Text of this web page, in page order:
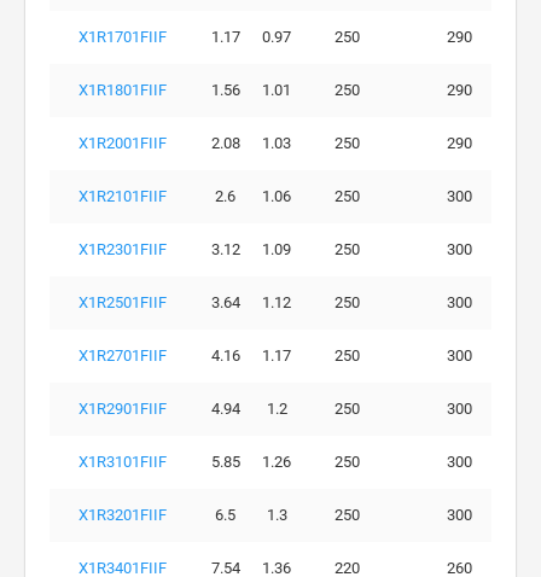
X1R1701FIIF 1.17 0.97 250 290
X1R1801FIIF 1.56 1.01 250 290
X1R2001FIIF 2.08 1.03 250 290
X1R2101FIIF 2.6 1.06 250 300
X1R2301FIIF 3.12 1.09 250 300
X1R2501FIIF 3.64 1.12 250 300
X1R2701FIIF 4.16 1.17 250 300
X1R2901FIIF 4.94 1.2 250 300
X1R3101FIIF 5.85 1.26 250 300
X1R3201FIIF 6.5 1.3 250 300
X1R3401FIIF 7.54 1.36 220 260